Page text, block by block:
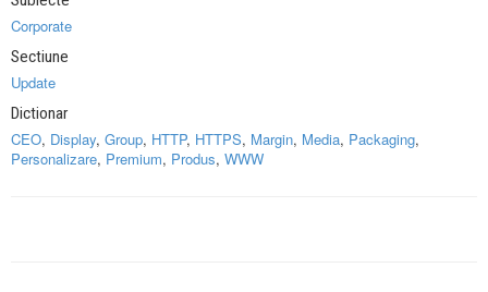
Corporate
Sectiune
Update
Dictionar
CEO, Display, Group, HTTP, HTTPS, Margin, Media, Packaging,
Personalizare, Premium, Produs, WWW